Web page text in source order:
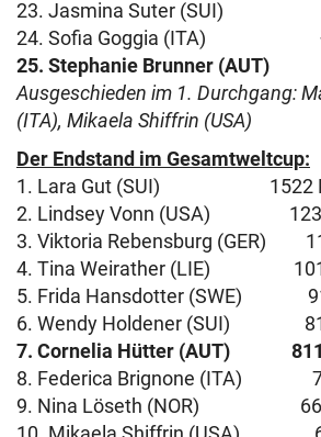
23. Jasmina Suter (SUI)
24. Sofia Goggia (ITA)
25. Stephanie Brunner (AUT)
Ausgeschieden im 1. Durchgang:
(ITA), Mikaela Shiffrin (USA)
Der Endstand im Gesamtweltcup:
1. Lara Gut (SUI) 1522
2. Lindsey Vonn (USA)
3. Viktoria Rebensburg (GER)
4. Tina Weirather (LIE)
5. Frida Hansdotter (SWE)
6. Wendy Holdener (SUI)
7. Cornelia Hütter (AUT) 811
8. Federica Brignone (ITA)
9. Nina Löseth (NOR)